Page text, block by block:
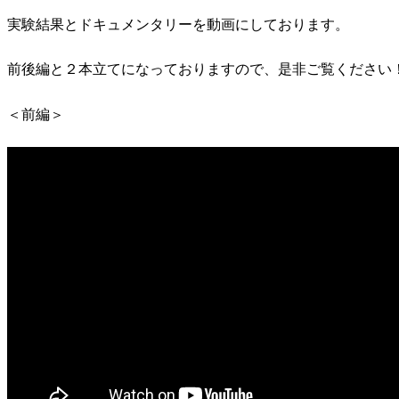
実験結果とドキュメンタリーを動画にしております。
前後編と２本立てになっておりますので、是非ご覧ください
＜前編＞